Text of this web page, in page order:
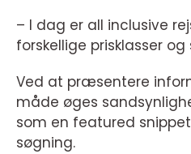
– I dag er all inclusive
forskellige prisklasser og
Ved at præsentere
måde øges
som en featured
søgning.